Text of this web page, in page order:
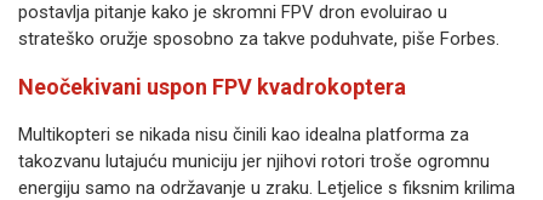
postavlja pitanje kako je skromni FPV dron evoluirao u
strateško oružje sposobno za takve poduhvate, piše Forbes.
Neočekivani uspon FPV kvadrokoptera
Multikopteri se nikada nisu činili kao idealna platforma za
takozvanu lutajuću municiju jer njihovi rotori troše ogromnu
energiju samo na održavanje u zraku. Letjelice s fiksnim krilima